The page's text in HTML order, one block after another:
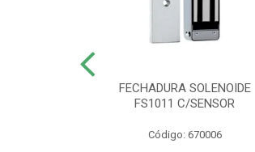
FECHADURA SOLENOIDE
FS1011 C/SENSOR
Código: 670006